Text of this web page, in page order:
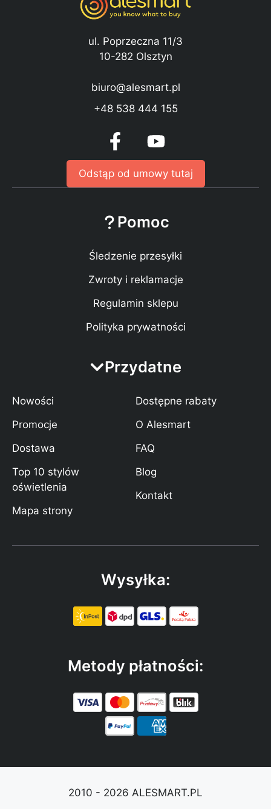
ul. Poprzeczna 11/3
10-282 Olsztyn
biuro@alesmart.pl
+48 538 444 155
Odstąp od umowy tutaj
Pomoc
Śledzenie przesyłki
Zwroty i reklamacje
Regulamin sklepu
Polityka prywatności
Przydatne
Nowości
Promocje
Dostawa
Top 10 stylów
oświetlenia
Mapa strony
Dostępne rabaty
O Alesmart
FAQ
Blog
Kontakt
Wysyłka:
Metody płatności:
2010 - 2026 ALESMART.PL